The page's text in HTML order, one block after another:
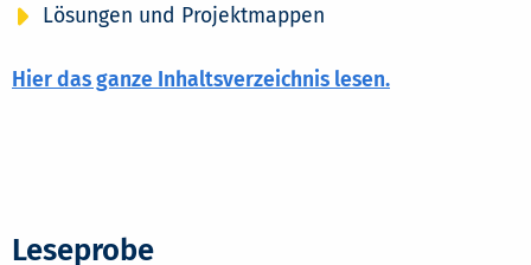
Lösungen und Projektmappen
Hier das ganze Inhaltsverzeichnis lesen.
Leseprobe